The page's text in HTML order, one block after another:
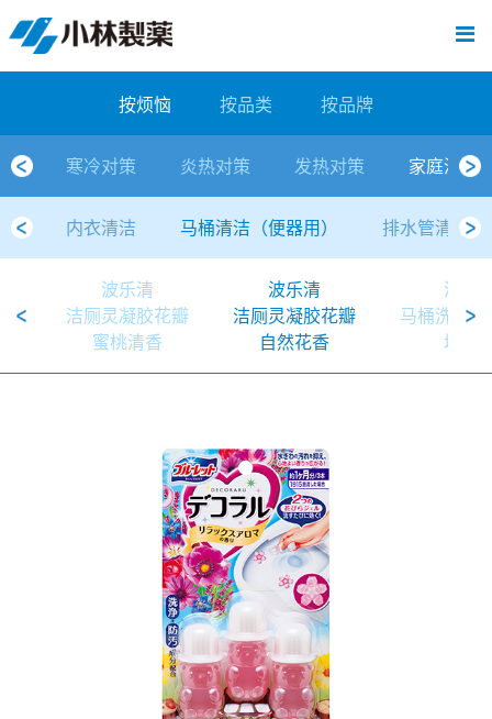
至
按烦恼 按品类 按品牌
寒冷对策 炎热对策 发热对策 家庭清洁
内衣清洁 马桶清洁（便器用） 排水管清洁
波乐清
洁厕灵凝胶花瓣
蜜桃清香
波乐清
洁厕灵凝胶花瓣
自然花香
波乐
马桶洗净
增强
公司简介
董事长寄语
独特的企业模式
公司概要
人才方针
产品展示
按品类
按品牌
按烦恼
炎热对策
发热对策
家庭清洁
厕所/马桶异味
房间异味·芳香
寒冷对策
暖手暖脚
生理期
舒缓
炎热对策
发热对策
家庭清洁
马桶清洁（便器用）
排水管清洁
水壶/水杯清洁
清洁纸
厕所/马桶异味
厕所消臭
即时消臭
无味消臭
房间异味·芳香
宠物消臭
无味消臭
运动鞋消臭
房间芳香
管道异味·清洁
管道异味·清洁
清洁消毒
口腔消毒
清洁纸
口腔护理
其他烦恼
按品类
退热贴
芳香·消臭剂
个人护理
洗净用品
暖手暖脚系列
生理期系列
舒缓系列
退热贴
儿童用
成人用
家庭用
芳香·消臭剂
房间用
宠物用
厨房用
鞋柜用
个人护理
清凉降温
安睡
随身清洁
洗净用品
管道清洁
家居用品清洁
消毒品
口腔消毒
口腔护理
按品牌
无香空间
洗净丸
洗净中
Sawaday小林消臭元
新闻中心
2025
2024
2023